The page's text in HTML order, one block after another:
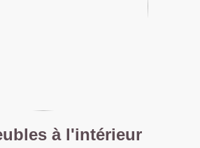
à l'intérieur